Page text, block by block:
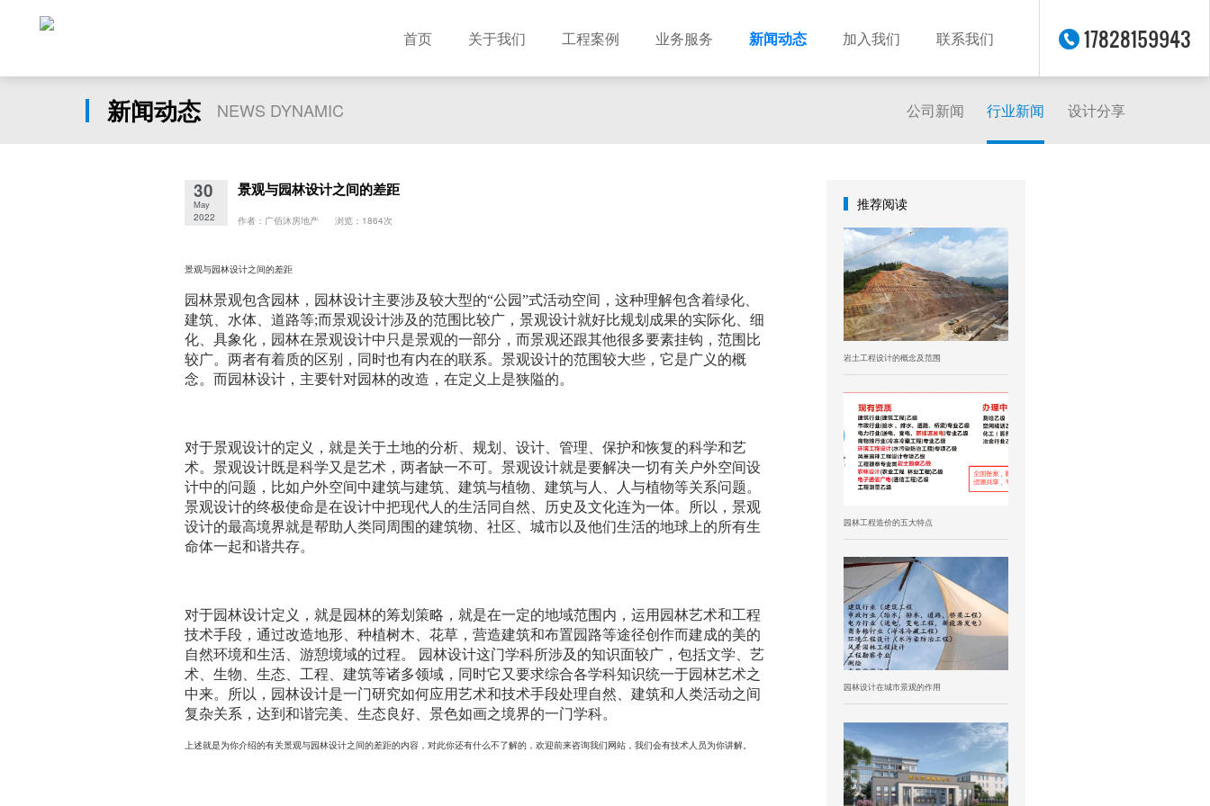
首页 关于我们 工程案例 业务服务 新闻动态 加入我们 联系我们 17828159943
新闻动态 NEWS DYNAMIC 公司新闻 行业新闻 设计分享
30
May
2022
景观与园林设计之间的差距
作者：广佰沐房地产 浏览：1864次
景观与园林设计之间的差距
园林景观包含园林，园林设计主要涉及较大型的“公园”式活动空间，这种理解包含着绿化、
建筑、水体、道路等;而景观设计涉及的范围比较广，景观设计就好比规划成果的实际化、细
化、具象化，园林在景观设计中只是景观的一部分，而景观还跟其他很多要素挂钩，范围比
较广。两者有着质的区别，同时也有内在的联系。景观设计的范围较大些，它是广义的概
念。而园林设计，主要针对园林的改造，在定义上是狭隘的。
对于景观设计的定义，就是关于土地的分析、规划、设计、管理、保护和恢复的科学和艺
术。景观设计既是科学又是艺术，两者缺一不可。景观设计就是要解决一切有关户外空间设
计中的问题，比如户外空间中建筑与建筑、建筑与植物、建筑与人、人与植物等关系问题。
景观设计的终极使命是在设计中把现代人的生活同自然、历史及文化连为一体。所以，景观
设计的最高境界就是帮助人类同周围的建筑物、社区、城市以及他们生活的地球上的所有生
命体一起和谐共存。
对于园林设计定义，就是园林的筹划策略，就是在一定的地域范围内，运用园林艺术和工程
技术手段，通过改造地形、种植树木、花草，营造建筑和布置园路等途径创作而建成的美的
自然环境和生活、游憩境域的过程。 园林设计这门学科所涉及的知识面较广，包括文学、艺
术、生物、生态、工程、建筑等诸多领域，同时它又要求综合各学科知识统一于园林艺术之
中来。所以，园林设计是一门研究如何应用艺术和技术手段处理自然、建筑和人类活动之间
复杂关系，达到和谐完美、生态良好、景色如画之境界的一门学科。
上述就是为你介绍的有关景观与园林设计之间的差距的内容，对此你还有什么不了解的，欢迎前来咨询我们网站，我们会有技术人员为你讲解。
推荐阅读
岩土工程设计的概念及范围
园林工程造价的五大特点
园林设计在城市景观的作用